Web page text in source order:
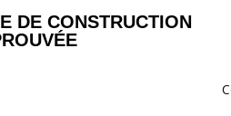
DE CONSTRUCTION